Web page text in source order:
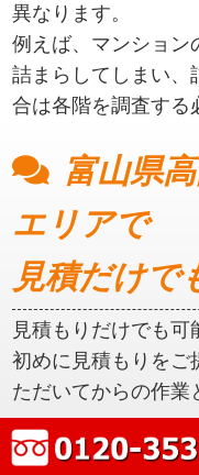
異なります。
例えば、マンション
詰まらしてしまい、
合は各階を調査する
富山県
エリアで
見積だけで
見積もりだけでも可
初めに見積もりをご
ただいてからの作業
富山県